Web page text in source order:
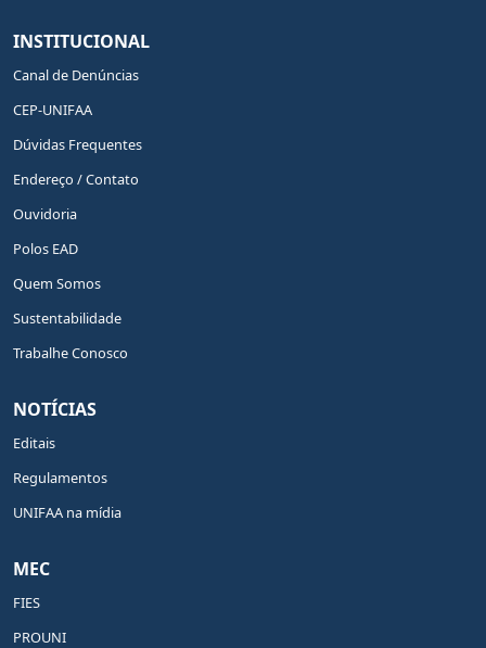
INSTITUCIONAL
Canal de Denúncias
CEP-UNIFAA
Dúvidas Frequentes
Endereço / Contato
Ouvidoria
Polos EAD
Quem Somos
Sustentabilidade
Trabalhe Conosco
NOTÍCIAS
Editais
Regulamentos
UNIFAA na mídia
MEC
FIES
PROUNI